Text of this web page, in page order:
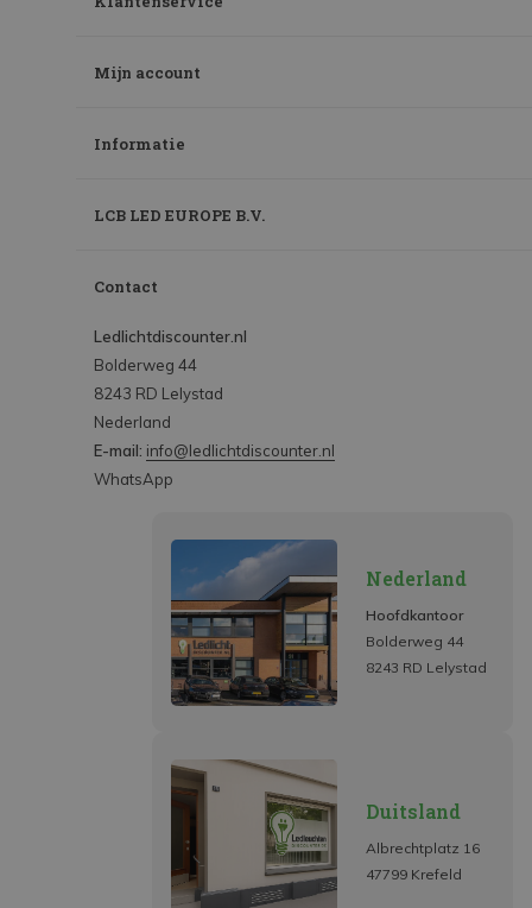
Mijn account
Informatie
LCB LED EUROPE B.V.
Contact
Ledlichtdiscounter.nl
Bolderweg 44
8243 RD Lelystad
Nederland
E-mail: info@ledlichtdiscounter.nl
WhatsApp
Nederland
Hoofdkantoor
Bolderweg 44
8243 RD Lelystad
Duitsland
Albrechtplatz 16
47799 Krefeld